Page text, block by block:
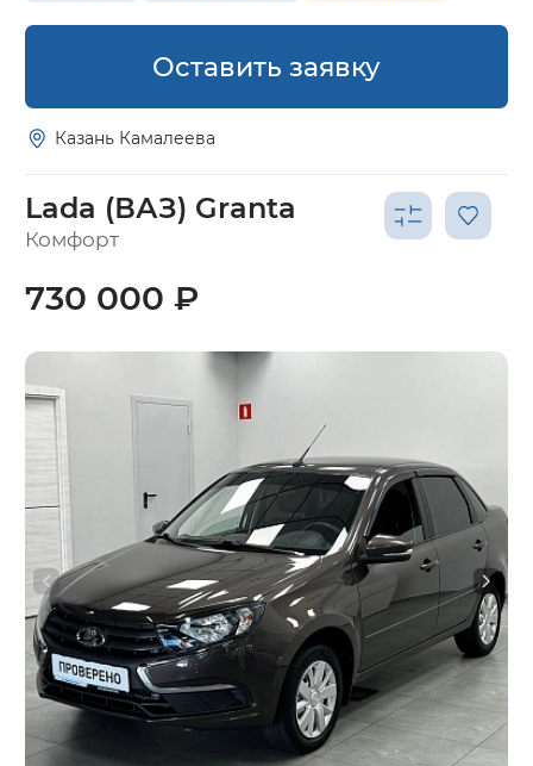
Оставить заявку
Казань Камалеева
Lada (ВАЗ) Granta
Комфорт
730 000 ₽